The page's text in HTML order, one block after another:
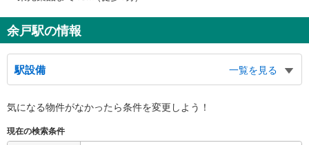
余戸駅の情報
駅設備
一覧を見る
※段差なしでの移動経路
地上⇔改札⇔ホーム：○
気になる物件がなかったら条件を変更しよう！
現在の検索条件